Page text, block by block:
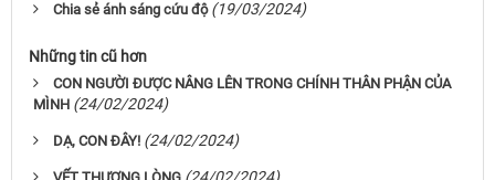
Chia sẻ ánh sáng cứu độ (19/03/2024)
Những tin cũ hơn
CON NGƯỜI ĐƯỢC NÂNG LÊN TRONG CHÍNH THÂN PHẬN CỦA
MÌNH (24/02/2024)
DẠ, CON ĐÂY! (24/02/2024)